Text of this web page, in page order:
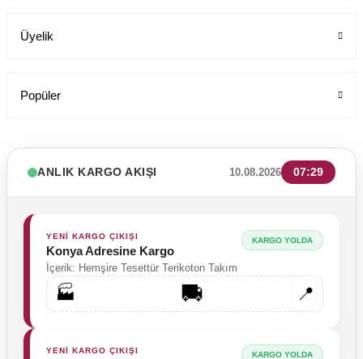
199,00 TL
Üyelik
Popüler
ANLIK KARGO AKIŞI 10.08.2026 07:29
YENİ KARGO ÇIKIŞI
Konya Adresine Kargo
İçerik: Hemşire Tesettür Terikoton Takım
KARGO YOLDA
🏭 🚚 📍
YENİ KARGO ÇIKIŞI KARGO YOLDA